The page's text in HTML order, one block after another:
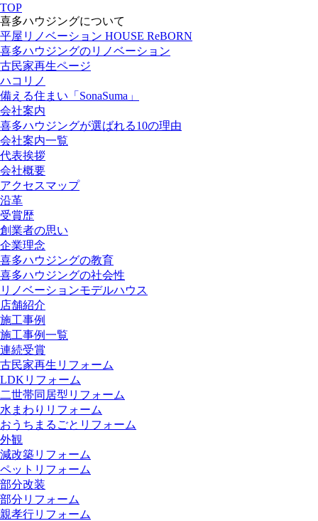
TOP
喜多ハウジングについて
平屋リノベーション HOUSE ReBORN
喜多ハウジングのリノベーション
古民家再生ページ
ハコリノ
備える住まい「SonaSuma」
会社案内
喜多ハウジングが選ばれる10の理由
会社案内一覧
代表挨拶
会社概要
アクセスマップ
沿革
受賞歴
創業者の思い
企業理念
喜多ハウジングの教育
喜多ハウジングの社会性
リノベーションモデルハウス
店舗紹介
施工事例
施工事例一覧
連続受賞
古民家再生リフォーム
LDKリフォーム
二世帯同居型リフォーム
水まわりリフォーム
おうちまるごとリフォーム
外観
減改築リフォーム
ペットリフォーム
部分改装
部分リフォーム
親孝行リフォーム